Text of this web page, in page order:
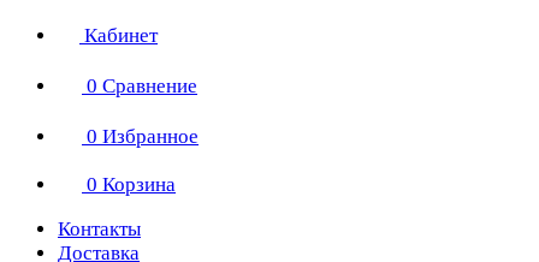
Кабинет
0 Сравнение
0 Избранное
0 Корзина
Контакты
Доставка